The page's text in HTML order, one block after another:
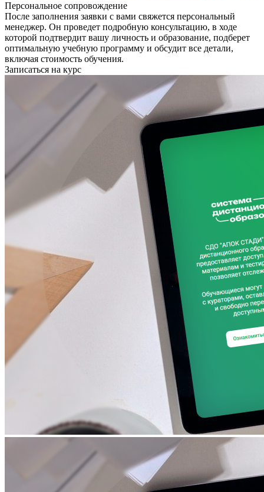
Персональное сопровождение
После заполнения заявки с вами свяжется персональный
менеджер. Он проведет подробную консультацию, в ходе
которой подтвердит вашу личность и образование, подберет
оптимальную учебную программу и обсудит все детали,
включая стоимость обучения.
Записаться на курс